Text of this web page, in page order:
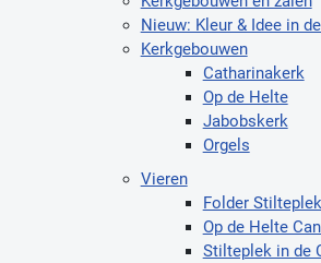
Nieuw: Kleur & Idee in
Kerkgebouwen
Catharinakerk
Op de Helte
Jabobskerk
Orgels
Vieren
Folder
Op de Helte
Stilteplek in de